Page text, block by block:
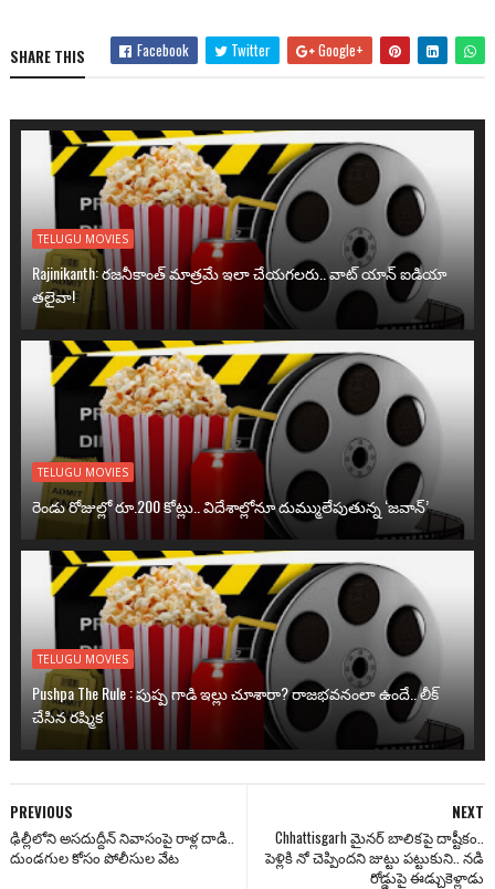
SHARE THIS Facebook Twitter Google+
TELUGU MOVIES
Rajinikanth: రజనీకాంత్ మాత్రమే ఇలా చేయగలరు.. వాట్ యాన్ ఐడియా
తలైవా!
TELUGU MOVIES
రెండు రోజుల్లో రూ.200 కోట్లు.. విదేశాల్లోనూ దుమ్ములేపుతున్న ‘జవాన్’
TELUGU MOVIES
Pushpa The Rule : పుష్ప గాడి ఇల్లు చూశారా? రాజభవనంలా ఉందే.. లీక్
చేసిన రష్మిక
NEXT
Chhattisgarh మైనర్ బాలికపై దాష్టీకం..
పెళ్లికి నో చెప్పిందని జుట్టు పట్టుకుని.. నడి
రోడ్డుపై ఈడ్చుకెళ్లాడు
PREVIOUS
ఢిల్లీలోని అసదుద్దీన్ నివాసంపై రాళ్ల దాడి..
దుండగుల కోసం పోలీసుల వేట